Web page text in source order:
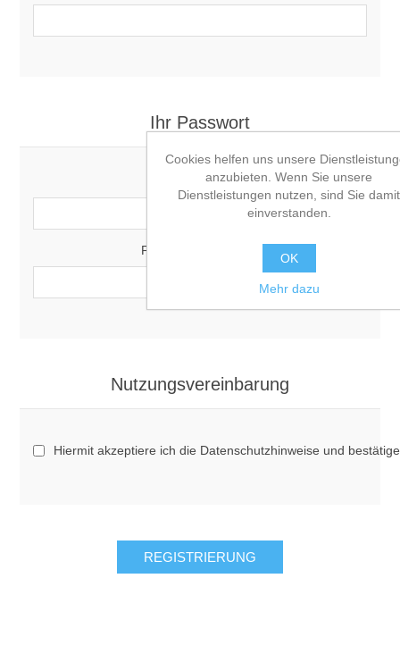
Ihr Passwort
Passwort:
Passwort bestätigen:
Nutzungsvereinbarung
Hiermit akzeptiere ich die Datenschutzhinweise und
Cookies helfen uns unsere
anzubieten. Wenn Sie unsere
Dienstleistungen nutzen, sind Sie damit
einverstanden.
OK
Mehr dazu